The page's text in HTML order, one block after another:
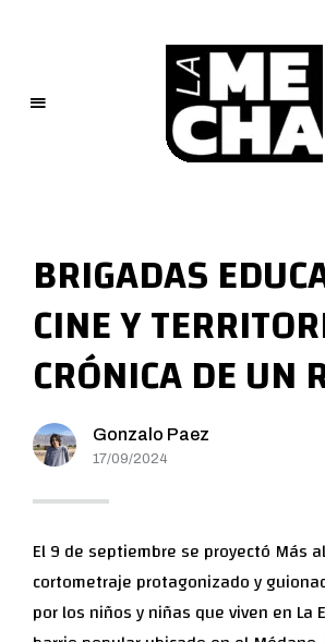
M
e
c
h
a
PERIODISMO DIGITAL
BRIGADAS
CINE Y
CRÓNICA DE UN
Gonzalo Paez
17/09/2024
El 9 de septiembre se proyectó Más
cortometraje protagonizado y
por los niños y niñas que viven en La